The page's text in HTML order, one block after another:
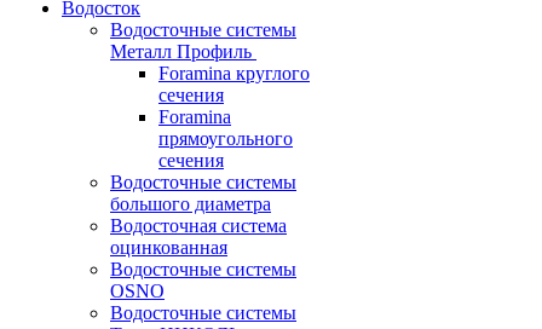
Водосток
Водосточные системы
Металл Профиль
Foramina круглого
сечения
Foramina
прямоугольного
сечения
Водосточные системы
большого диаметра
Водосточная система
оцинкованная
Водосточные системы
OSNO
Водосточные системы